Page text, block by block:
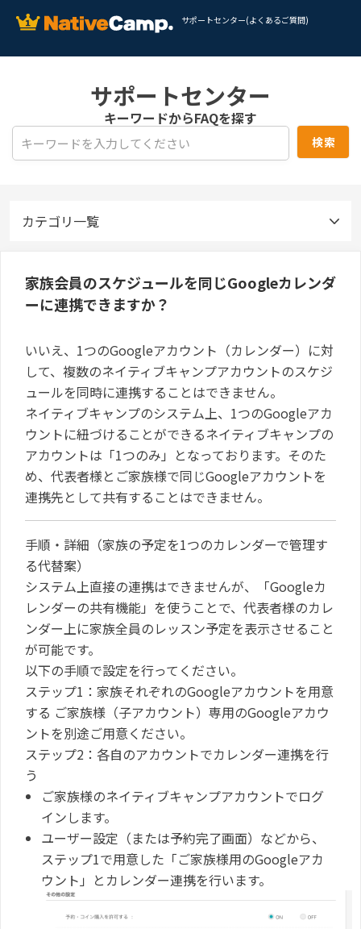
サポートセンター(よくあるご質問)
サポートセンター
キーワードからFAQを探す
家族会員のスケジュールを同じGoogleカレンダ
ーに連携できますか？
いいえ、1つのGoogleアカウント（カレンダー）に対
して、複数のネイティブキャンプアカウントのスケジ
ュールを同時に連携することはできません。
ネイティブキャンプのシステム上、1つのGoogleアカ
ウントに紐づけることができるネイティブキャンプの
アカウントは「1つのみ」となっております。そのた
め、代表者様とご家族様で同じGoogleアカウントを
連携先として共有することはできません。
手順・詳細（家族の予定を1つのカレンダーで管理す
る代替案）
システム上直接の連携はできませんが、「Googleカ
レンダーの共有機能」を使うことで、代表者様のカレ
ンダー上に家族全員のレッスン予定を表示させること
が可能です。
以下の手順で設定を行ってください。
ステップ1：家族それぞれのGoogleアカウントを用意
する ご家族様（子アカウント）専用のGoogleアカウ
ントを別途ご用意ください。
ステップ2：各自のアカウントでカレンダー連携を行
う
ご家族様のネイティブキャンプアカウントでログ
インします。
ユーザー設定（または予約完了画面）などから、
ステップ1で用意した「ご家族様用のGoogleアカ
ウント」とカレンダー連携を行います。
カテゴリ一覧